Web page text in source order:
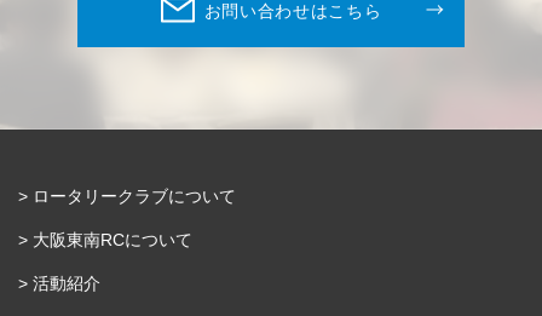
お問い合わせはこちら
ロータリークラブについて
大阪東南RCについて
活動紹介